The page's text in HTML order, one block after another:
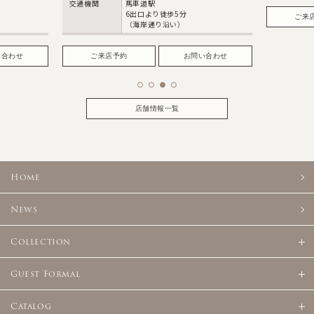
わせ
交通機関
馬車道駅
6出口より徒歩5分
（海岸通り沿い）
ご来店予約 お問い合わせ
ご来
店舗情報一覧
Home
News
Collection
Guest Formal
Catalog